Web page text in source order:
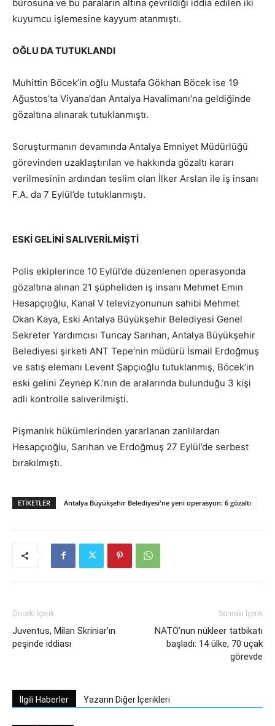
bürosuna ve bu paraların altına çevrildiği iddia edilen iki
kuyumcu işlemesine kayyum atanmıştı.
OĞLU DA TUTUKLANDI
Muhittin Böcek’in oğlu Mustafa Gökhan Böcek ise 19
Ağustos’ta Viyana’dan Antalya Havalimanı’na geldiğinde
gözaltına alınarak tutuklanmıştı.
Soruşturmanın devamında Antalya Emniyet Müdürlüğü
görevinden uzaklaştırılan ve hakkında gözaltı kararı
verilmesinin ardından teslim olan İlker Arslan ile iş insanı
F.A. da 7 Eylül’de tutuklanmıştı.
ESKİ GELİNİ SALIVERİLMİŞTİ
Polis ekiplerince 10 Eylül’de düzenlenen operasyonda
gözaltına alınan 21 şüpheliden iş insanı Mehmet Emin
Hesapçıoğlu, Kanal V televizyonunun sahibi Mehmet
Okan Kaya, Eski Antalya Büyükşehir Belediyesi Genel
Sekreter Yardımcısı Tuncay Sarıhan, Antalya Büyükşehir
Belediyesi şirketi ANT Tepe’nin müdürü İsmail Erdoğmuş
ve satış elemanı Levent Şapçıoğlu tutuklanmış, Böcek’in
eski gelini Zeynep K.’nın de aralarında bulunduğu 3 kişi
adli kontrolle salıverilmişti.
Pişmanlık hükümlerinden yararlanan zanlılardan
Hesapçıoğlu, Sarıhan ve Erdoğmuş 27 Eylül’de serbest
bırakılmıştı.
ETIKETLER Antalya Büyükşehir Belediyesi'ne yeni operasyon: 6 gözaltı
Önceki İçerik
Juventus, Milan Skriniar’ın
peşinde iddiası
Sonraki İçerik
NATO’nun nükleer tatbikatı
başladı: 14 ülke, 70 uçak
görevde
İlgili Haberler Yazarın Diğer İçerikleri